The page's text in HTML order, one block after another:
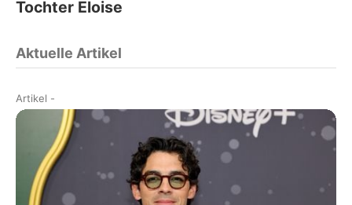
Tochter Eloise
Aktuelle Artikel
Artikel -